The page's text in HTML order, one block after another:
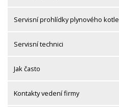
Servisní prohlídky plynového kotle
Servisní technici
Jak často
Kontakty vedení firmy